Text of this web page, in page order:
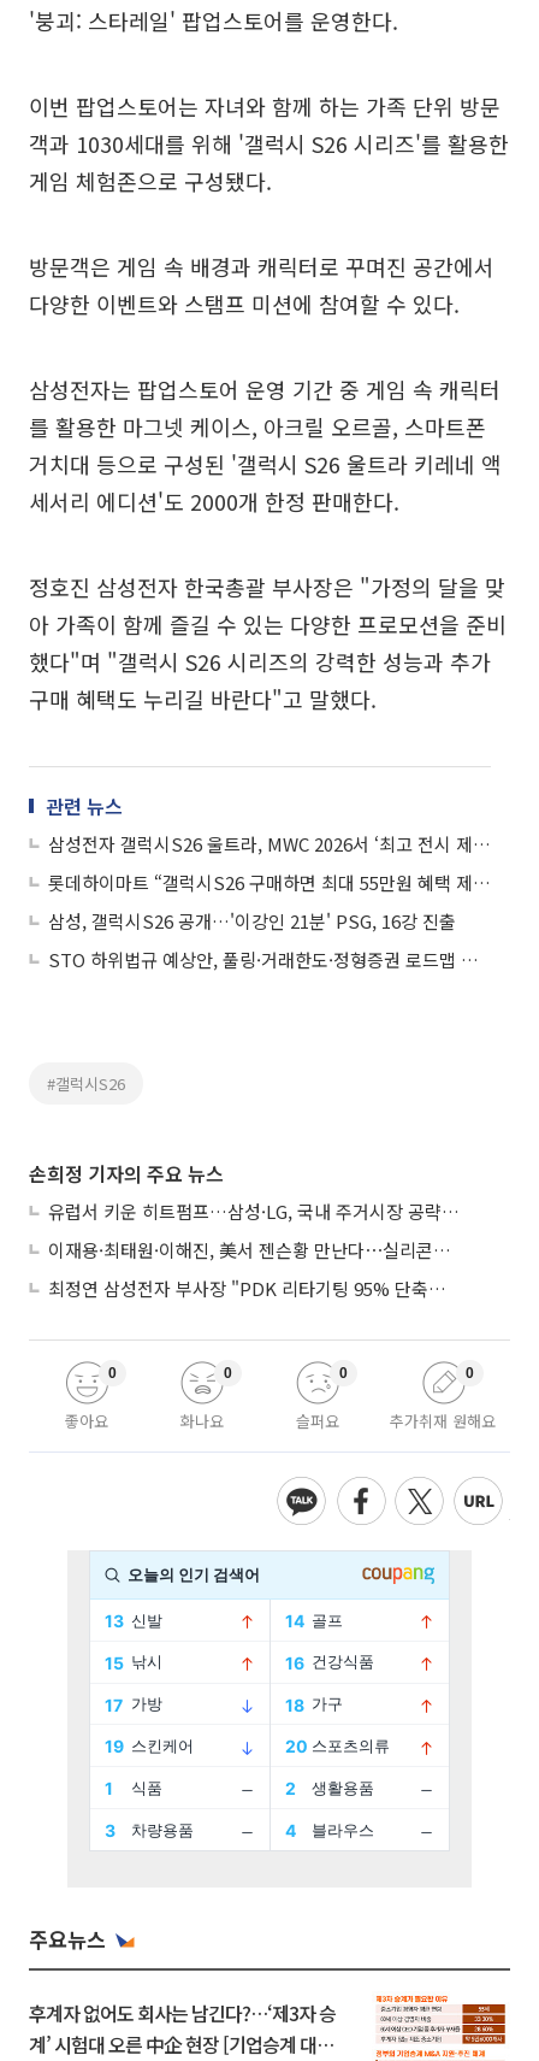
'붕괴: 스타레일' 팝업스토어를 운영한다.
이번 팝업스토어는 자녀와 함께 하는 가족 단위 방문
객과 1030세대를 위해 '갤럭시 S26 시리즈'를 활용한
게임 체험존으로 구성됐다.
방문객은 게임 속 배경과 캐릭터로 꾸며진 공간에서
다양한 이벤트와 스탬프 미션에 참여할 수 있다.
삼성전자는 팝업스토어 운영 기간 중 게임 속 캐릭터
를 활용한 마그넷 케이스, 아크릴 오르골, 스마트폰
거치대 등으로 구성된 '갤럭시 S26 울트라 키레네 액
세서리 에디션'도 2000개 한정 판매한다.
정호진 삼성전자 한국총괄 부사장은 "가정의 달을 맞
아 가족이 함께 즐길 수 있는 다양한 프로모션을 준비
했다"며 "갤럭시 S26 시리즈의 강력한 성능과 추가
구매 혜택도 누리길 바란다"고 말했다.
관련 뉴스
삼성전자 갤럭시S26 울트라, MWC 2026서 ‘최고 전시 제품상’
롯데하이마트 “갤럭시S26 구매하면 최대 55만원 혜택 제공”
삼성, 갤럭시S26 공개…'이강인 21분' PSG, 16강 진출
STO 하위법규 예상안, 풀링·거래한도·정형증권 로드맵 제시
#갤럭시S26
손희정 기자의 주요 뉴스
유럽서 키운 히트펌프…삼성·LG, 국내 주거시장 공략 ‘속도’
이재용·최태원·이해진, 美서 젠슨황 만난다⋯실리콘밸리 집결하는 AI리더
최정연 삼성전자 부사장 "PDK 리타기팅 95% 단축…에이전트 AI 시범 활용"
좋아요
0
화나요
0
슬퍼요
0
추가취재 원해요
0
주요뉴스
후계자 없어도 회사는 남긴다?…‘제3자 승
계’ 시험대 오른 中企 현장 [기업승계 대전